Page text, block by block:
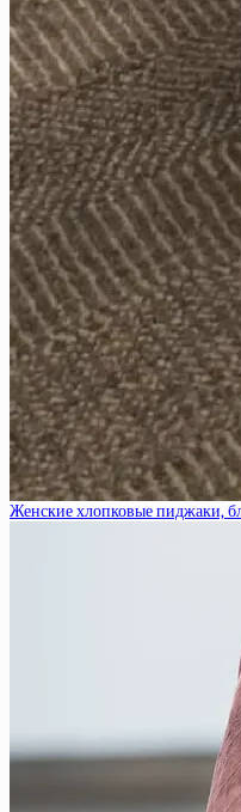
Женские хлопковые пиджаки,